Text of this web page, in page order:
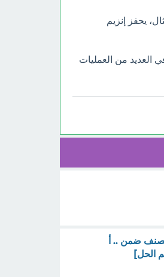
يحفز إنزيم
العديد من العمليات
تصنف ضمن .. أ